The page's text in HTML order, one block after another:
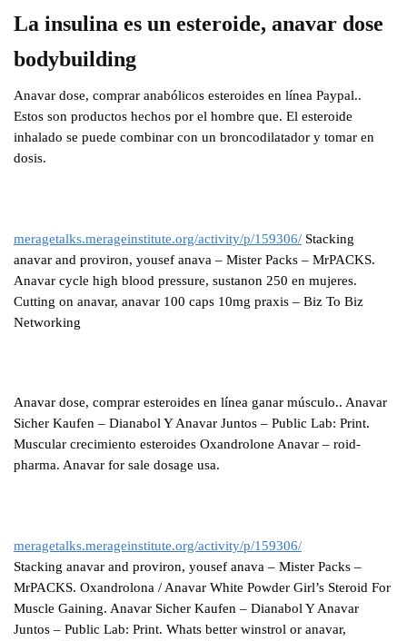
La insulina es un esteroide, anavar dose
bodybuilding
Anavar dose, comprar anabólicos esteroides en línea Paypal..
Estos son productos hechos por el hombre que. El esteroide
inhalado se puede combinar con un broncodilatador y tomar en
dosis.
meragetalks.merageinstitute.org/activity/p/159306/ Stacking
anavar and proviron, yousef anava – Mister Packs – MrPACKS.
Anavar cycle high blood pressure, sustanon 250 en mujeres.
Cutting on anavar, anavar 100 caps 10mg praxis – Biz To Biz
Networking
Anavar dose, comprar esteroides en línea ganar músculo.. Anavar
Sicher Kaufen – Dianabol Y Anavar Juntos – Public Lab: Print.
Muscular crecimiento esteroides Oxandrolone Anavar – roid-
pharma. Anavar for sale dosage usa.
meragetalks.merageinstitute.org/activity/p/159306/
Stacking anavar and proviron, yousef anava – Mister Packs –
MrPACKS. Oxandrolona / Anavar White Powder Girl’s Steroid For
Muscle Gaining. Anavar Sicher Kaufen – Dianabol Y Anavar
Juntos – Public Lab: Print. Whats better winstrol or anavar,